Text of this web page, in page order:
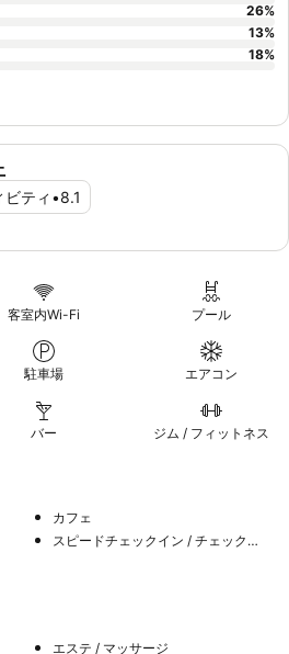
ビティ •8.1
26%
13%
18%
客室内Wi-Fi プール
駐車場 エアコン
バー ジム / フィットネス
カフェ
スピードチェックイン / チェックアウト
エステ / マッサージ